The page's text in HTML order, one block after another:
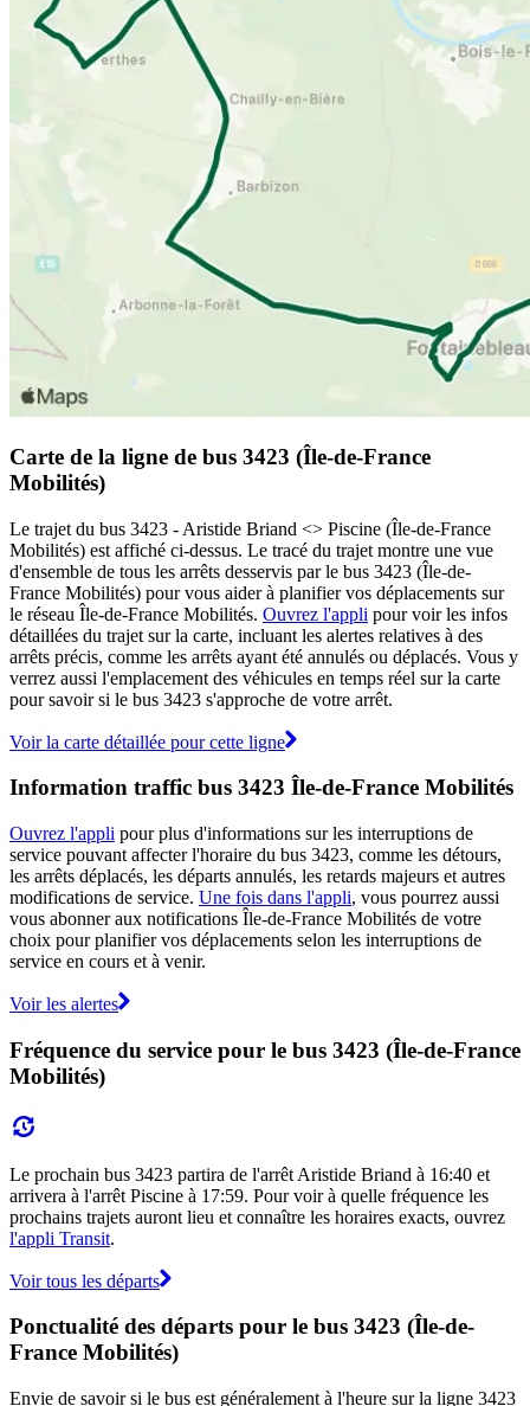
Carte de la ligne de bus 3423 (Île-de-France
Mobilités)
Le trajet du bus 3423 - Aristide Briand <> Piscine (Île-de-France
Mobilités) est affiché ci-dessus. Le tracé du trajet montre une vue
d'ensemble de tous les arrêts desservis par le bus 3423 (Île-de-
France Mobilités) pour vous aider à planifier vos déplacements sur
le réseau Île-de-France Mobilités. Ouvrez l'appli pour voir les infos
détaillées du trajet sur la carte, incluant les alertes relatives à des
arrêts précis, comme les arrêts ayant été annulés ou déplacés. Vous y
verrez aussi l'emplacement des véhicules en temps réel sur la carte
pour savoir si le bus 3423 s'approche de votre arrêt.
Voir la carte détaillée pour cette ligne
Information traffic bus 3423 Île-de-France Mobilités
Ouvrez l'appli pour plus d'informations sur les interruptions de
service pouvant affecter l'horaire du bus 3423, comme les détours,
les arrêts déplacés, les départs annulés, les retards majeurs et autres
modifications de service. Une fois dans l'appli, vous pourrez aussi
vous abonner aux notifications Île-de-France Mobilités de votre
choix pour planifier vos déplacements selon les interruptions de
service en cours et à venir.
Voir les alertes
Fréquence du service pour le bus 3423 (Île-de-France
Mobilités)
Le prochain bus 3423 partira de l'arrêt Aristide Briand à 16:40 et
arrivera à l'arrêt Piscine à 17:59. Pour voir à quelle fréquence les
prochains trajets auront lieu et connaître les horaires exacts, ouvrez
l'appli Transit.
Voir tous les départs
Ponctualité des départs pour le bus 3423 (Île-de-
France Mobilités)
Envie de savoir si le bus est généralement à l'heure sur la ligne 3423